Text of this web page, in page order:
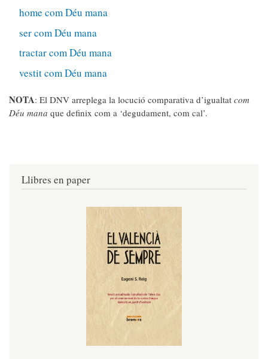
home com Déu mana
ser com Déu mana
tractar com Déu mana
vestit com Déu mana
NOTA: El DNV arreplega la locució comparativa d’igualtat com
Déu mana que definix com a ‘degudament, com cal’.
Llibres en paper